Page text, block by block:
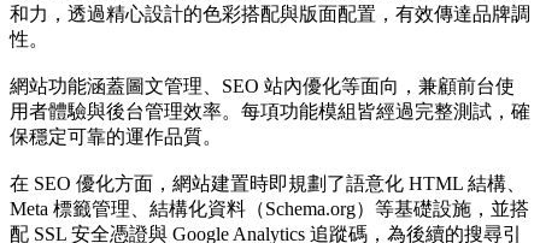
和力，透過精心設計的色彩搭配與版面配置，有效傳達品牌調
性。
網站功能涵蓋圖文管理、SEO 站內優化等面向，兼顧前台使
用者體驗與後台管理效率。每項功能模組皆經過完整測試，確
保穩定可靠的運作品質。
在 SEO 優化方面，網站建置時即規劃了語意化 HTML 結構、
Meta 標籤管理、結構化資料（Schema.org）等基礎設施，並搭
配 SSL 安全憑證與 Google Analytics 追蹤碼，為後續的搜尋引